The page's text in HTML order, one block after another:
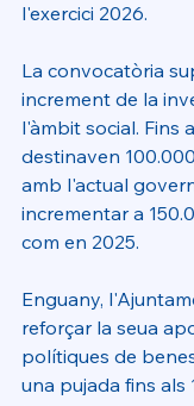
l'exercici 2026.
La convocatòria
increment de la
l'àmbit social. Fins
destinaven
amb l'actual
incrementar a
com en 2025.
Enguany,
reforçar la seua
polítiques de
una pujada fins als